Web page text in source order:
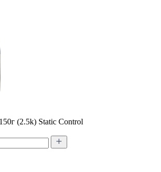
(2.5k) Static Control